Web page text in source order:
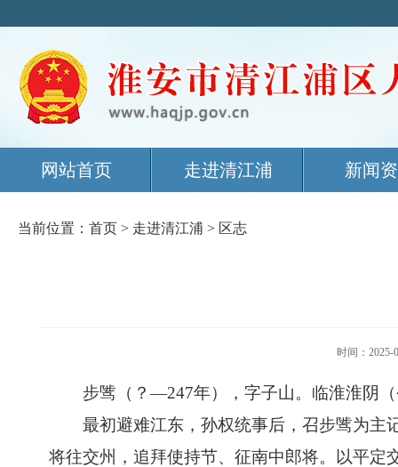
网站首页 走进清江浦 新闻
当前位置： 首页 > 走进清江浦 > 区志
时间：
步骘（？—247年），字子山。临淮淮阴（
最初避难江东，孙权统事后，召步骘为主
将往交州，追拜使持节、征南中郎将。以平定